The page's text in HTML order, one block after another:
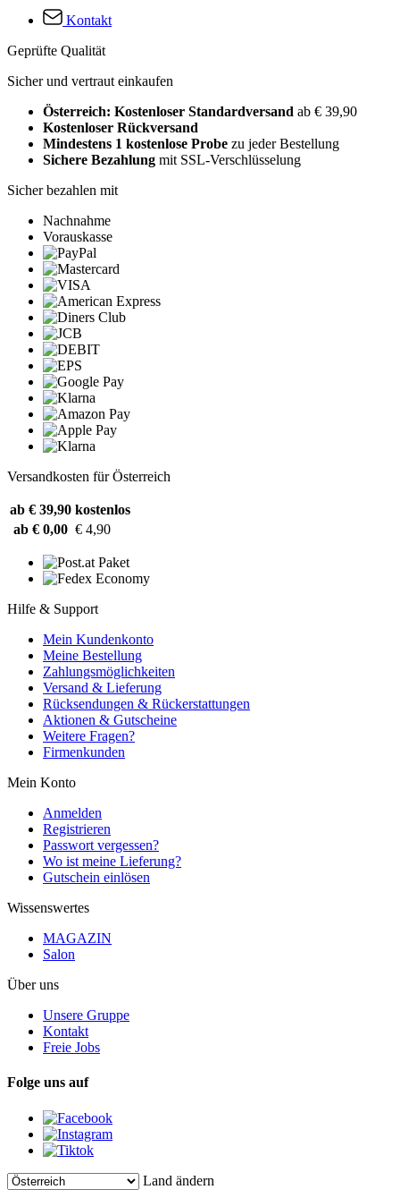
Kontakt
Geprüfte Qualität
Sicher und vertraut einkaufen
Österreich: Kostenloser Standardversand ab € 39,90
Kostenloser Rückversand
Mindestens 1 kostenlose Probe zu jeder Bestellung
Sichere Bezahlung mit SSL-Verschlüsselung
Sicher bezahlen mit
Nachnahme
Vorauskasse
Versandkosten für Österreich
ab € 39,90 kostenlos
ab € 0,00 € 4,90
Hilfe & Support
Mein Kundenkonto
Meine Bestellung
Zahlungsmöglichkeiten
Versand & Lieferung
Rücksendungen & Rückerstattungen
Aktionen & Gutscheine
Weitere Fragen?
Firmenkunden
Mein Konto
Anmelden
Registrieren
Passwort vergessen?
Wo ist meine Lieferung?
Gutschein einlösen
Wissenswertes
MAGAZIN
Salon
Über uns
Unsere Gruppe
Kontakt
Freie Jobs
Folge uns auf
Land ändern